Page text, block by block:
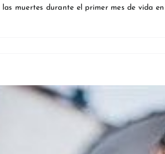
muertes durante el primer mes de vida